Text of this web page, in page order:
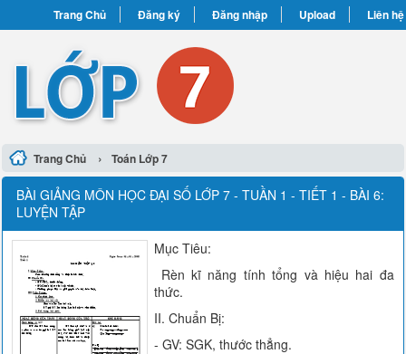
Trang Chủ Đăng ký Đăng nhập Upload Liên hệ
Trang Chủ › Toán Lớp 7
BÀI GIẢNG MÔN HỌC ĐẠI SỐ LỚP 7 - TUẦN 1 - TIẾT 1 - BÀI 6:
LUYỆN TẬP
Mục Tiêu:
Rèn kĩ năng tính tổng và hiệu hai đa
thức.
II. Chuẩn Bị:
- GV: SGK, thước thẳng.